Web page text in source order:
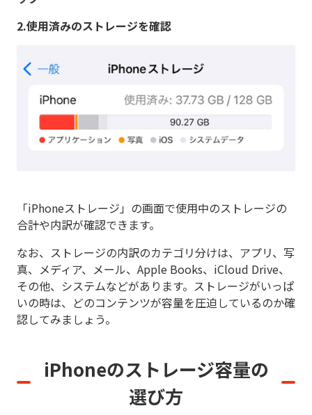
2.使用済みのストレージを確認
「iPhoneストレージ」の画面で使用中のストレージの
合計や内訳が確認できます。
なお、ストレージの内訳のカテゴリ分けは、アプリ、写
真、メディア、メール、Apple Books、iCloud Drive、
その他、システムなどがあります。ストレージがいっぱ
いの時は、どのコンテンツが容量を圧迫しているのか確
認してみましょう。
iPhoneのストレージ容量の
選び方